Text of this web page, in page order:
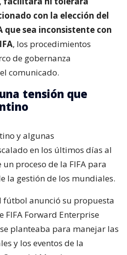
con la elección del
que sea inconsistente con
, los procedimientos
de gobernanza
comunicado.
tensión que
y algunas
en los últimos días al
proceso de la FIFA para
la gestión de los mundiales.
fútbol anunció su propuesta
FIFA Forward Enterprise
planteaba para manejar las
y los eventos de la